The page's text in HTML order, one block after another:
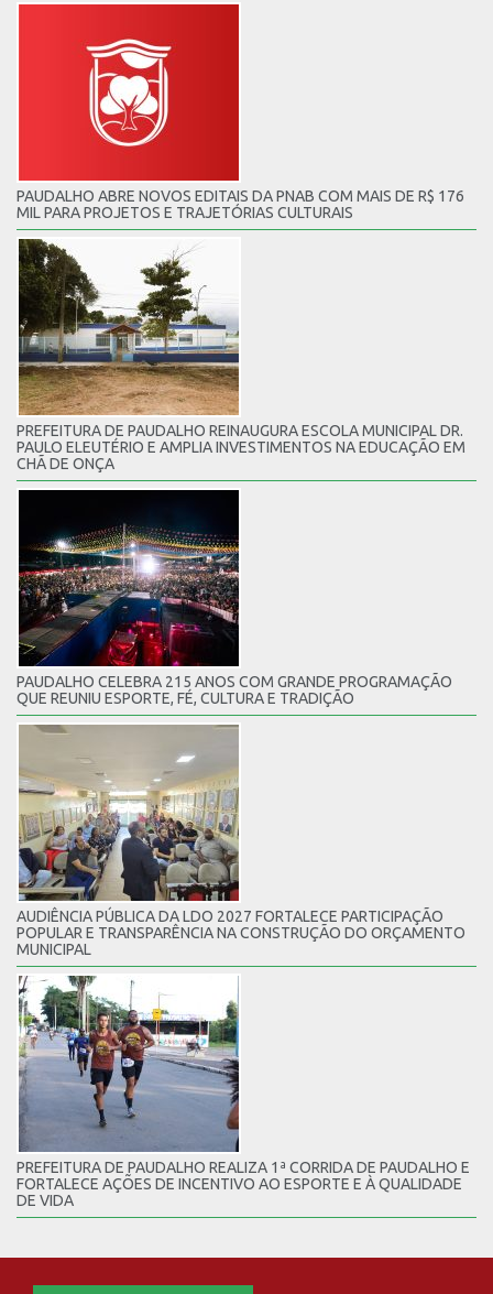
PAUDALHO ABRE NOVOS EDITAIS DA PNAB COM MAIS DE R$ 176
MIL PARA PROJETOS E TRAJETÓRIAS CULTURAIS
PREFEITURA DE PAUDALHO REINAUGURA ESCOLA MUNICIPAL DR.
PAULO ELEUTÉRIO E AMPLIA INVESTIMENTOS NA EDUCAÇÃO EM
CHÃ DE ONÇA
PAUDALHO CELEBRA 215 ANOS COM GRANDE PROGRAMAÇÃO
QUE REUNIU ESPORTE, FÉ, CULTURA E TRADIÇÃO
AUDIÊNCIA PÚBLICA DA LDO 2027 FORTALECE PARTICIPAÇÃO
POPULAR E TRANSPARÊNCIA NA CONSTRUÇÃO DO ORÇAMENTO
MUNICIPAL
PREFEITURA DE PAUDALHO REALIZA 1ª CORRIDA DE PAUDALHO E
FORTALECE AÇÕES DE INCENTIVO AO ESPORTE E À QUALIDADE
DE VIDA